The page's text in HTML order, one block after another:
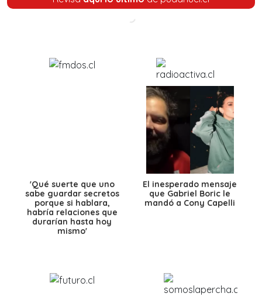
'Qué suerte que uno
sabe guardar secretos
porque si hablara,
habría relaciones que
durarían hasta hoy
mismo'
El inesperado mensaje
que Gabriel Boric le
mandó a Cony Capelli